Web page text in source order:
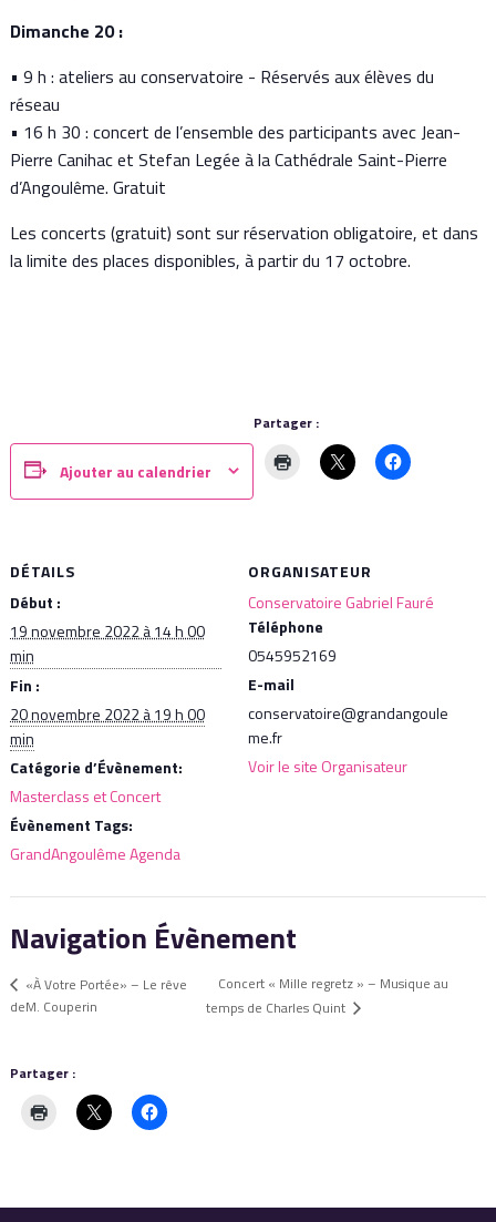
Dimanche 20 :
• 9 h : ateliers au conservatoire - Réservés aux élèves du
réseau
• 16 h 30 : concert de l’ensemble des participants avec Jean-
Pierre Canihac et Stefan Legée à la Cathédrale Saint-Pierre
d’Angoulême. Gratuit
Les concerts (gratuit) sont sur réservation obligatoire, et dans
la limite des places disponibles, à partir du 17 octobre.
Ajouter au calendrier
DÉTAILS
Début :
19 novembre 2022 à 14 h 00
min
Fin :
20 novembre 2022 à 19 h 00
min
Catégorie d’Évènement:
Masterclass et Concert
Évènement Tags:
GrandAngoulême Agenda
ORGANISATEUR
Conservatoire Gabriel Fauré
Téléphone
0545952169
E-mail
conservatoire@grandangoule
me.fr
Voir le site Organisateur
Partager :
Navigation Évènement
«À Votre Portée» – Le rêve
deM. Couperin
Concert « Mille regretz » – Musique au
temps de Charles Quint
Partager :